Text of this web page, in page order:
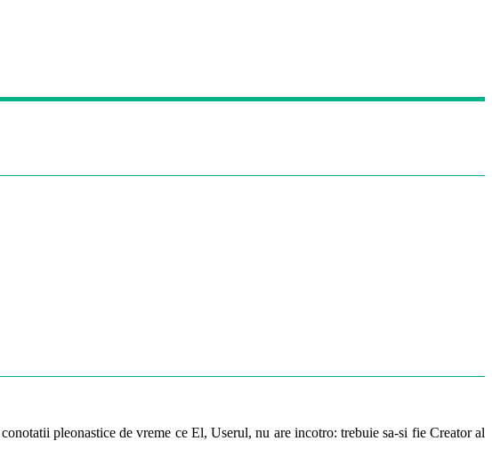
pleonastice de vreme ce El, Userul, nu are incotro: trebuie sa-si fie Creator al